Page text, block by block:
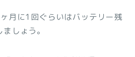
月に1回ぐらいはバッテリー残
しょう。